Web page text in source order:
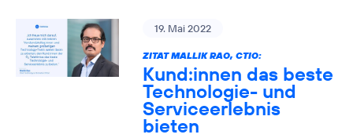
19. Mai 2022
ZITAT MALLIK RAO, CTIO:
Kund:innen das beste
Technologie- und
Serviceerlebnis
bieten